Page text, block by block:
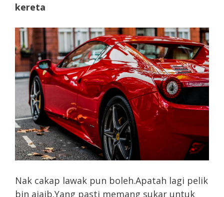
kereta
Nak cakap lawak pun boleh.Apatah lagi pelik
bin ajaib.Yang pasti memang sukar untuk